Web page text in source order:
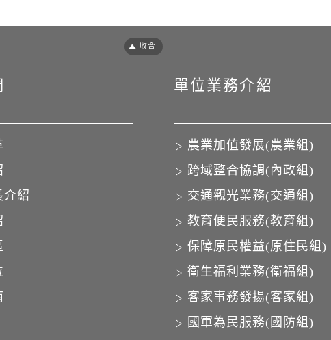
介紹
單位業務介紹
農業加值發展(農業組)
跨域整合協調(內政組)
交通觀光業務(交通組)
教育便民服務(教育組)
保障原民權益(原住民組)
衛生福利業務(衛福組)
客家事務發揚(客家組)
國軍為民服務(國防組)